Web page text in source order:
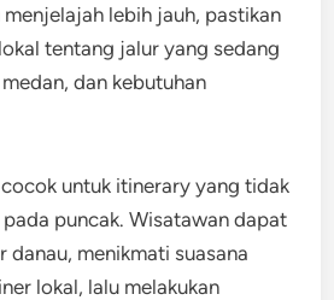
lebih jauh, pastikan
tentang jalur yang sedang
dan kebutuhan
untuk itinerary yang tidak
puncak. Wisatawan dapat
danau, menikmati suasana
lokal, lalu melakukan